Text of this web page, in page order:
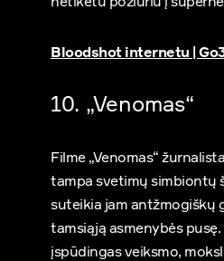
Bloodshot internetu |
10. „Venomas“
Filme „Venomas“
tampa svetimų simbiontų
suteikia jam antžmogiškų
tamsiąją asmenybės
įspūdingas veiksmo,